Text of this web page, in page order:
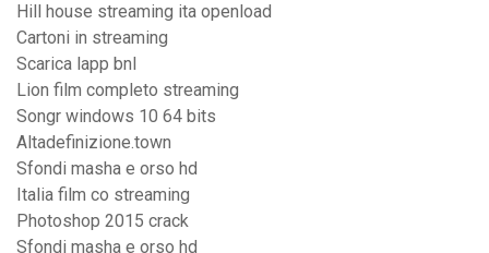
Hill house streaming ita openload
Cartoni in streaming
Scarica lapp bnl
Lion film completo streaming
Songr windows 10 64 bits
Altadefinizione.town
Sfondi masha e orso hd
Italia film co streaming
Photoshop 2015 crack
Sfondi masha e orso hd